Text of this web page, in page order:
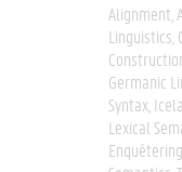
Alignment
Linguistics
Germanic
Syntax
Lexical
Enquêtering